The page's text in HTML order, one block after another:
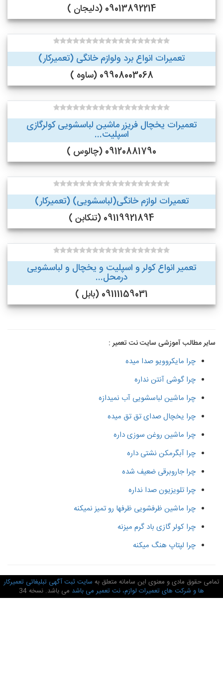
09013892214 (دلیجان )
تعمیرات انواع برد ولوازم خانگی (تعمیرکار)
09908003068 (ساوه )
تعمیرات یخچال فریزر ماشین لباسشویی کولرگازی
اسپلیت...
09120881790 (چالوس )
تعمیرات لوازم خانگی(لباسشویی) (تعمیرکار)
09119921894 (تنکابن )
تعمیر انواع کولر و اسپلیت و یخچال و لباسشویی
درمحل...
09111159031 (بابل )
سایر مطالب آموزشی سایت نت تعمیر :
چرا مایکروویو صدا میده
چرا گوشی آنتن نداره
چرا ماشین لباسشویی آب نمیدازه
چرا یخچال صدای تق تق میده
چرا ماشین روغن سوزی داره
چرا آبگرمکن نشتی داره
چرا جاروبرقی ضعیف شده
چرا تلویزیون صدا نداره
چرا ماشین ظرفشویی ظرفها رو تمیز نمیکنه
چرا کولر گازی باد گرم میزنه
چرا لپتاپ هنگ میکنه
حقوق مادی و معنوی این سامانه متعلق به سایت ثبت آگهی تبلیغاتی تعمیرکار
ها و شرکت های تعمیرات لوازم، نت تعمیر می باشدمی باشد. نسخه 34